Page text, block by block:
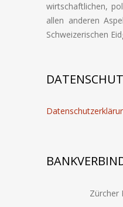
wirtschaftlichen,
allen anderen
Schweizerischen
Zürcher